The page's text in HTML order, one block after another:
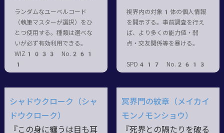
ランダムなユーベルコード
（執筆マスターが選択）をひ
とつ使用する。種類は選べな
いが必ず有効利用できる。
WIZ1033 No.261
1
視界内の対象1体の個人情報
を開示する。事前調査を行え
ば、より多くの能力値・弱
点・交友関係等を暴ける。
SPD417 No.2613
シャドウクローク（シャ
ドウクローク）
『この身に纏うは目も耳
冥界門の紋章（メイカイ
モンノモンショウ）
『死界との隔たりを破る